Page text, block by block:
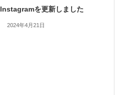
Instagramを更新しました
2024年4月21日